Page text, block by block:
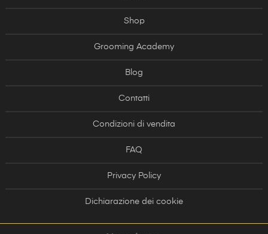
Shop
Grooming Academy
Blog
Contatti
Condizioni di vendita
FAQ
Privacy Policy
Dichiarazione dei cookie